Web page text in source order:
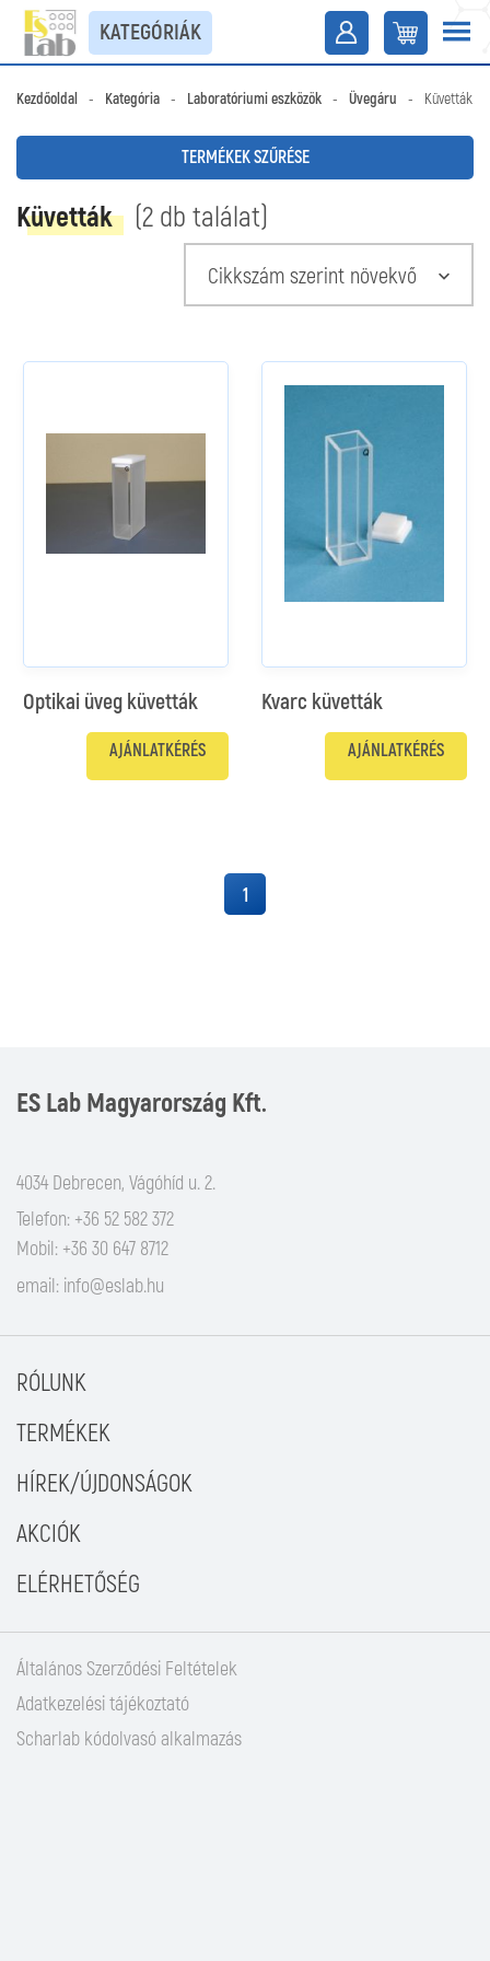
KATEGÓRIÁK
Kezdőoldal - Kategória - Laboratóriumi eszközök - Üvegáru - Küvetták
TERMÉKEK SZŰRÉSE
Küvetták (2 db találat)
Cikkszám szerint növekvő
Optikai üveg küvetták
AJÁNLATKÉRÉS
Kvarc küvetták
AJÁNLATKÉRÉS
1
ES Lab Magyarország Kft.
4034 Debrecen, Vágóhíd u. 2.
Telefon: +36 52 582 372
Mobil: +36 30 647 8712
email: info@eslab.hu
RÓLUNK
TERMÉKEK
HÍREK/ÚJDONSÁGOK
AKCIÓK
ELÉRHETŐSÉG
Általános Szerződési Feltételek
Adatkezelési tájékoztató
Scharlab kódolvasó alkalmazás